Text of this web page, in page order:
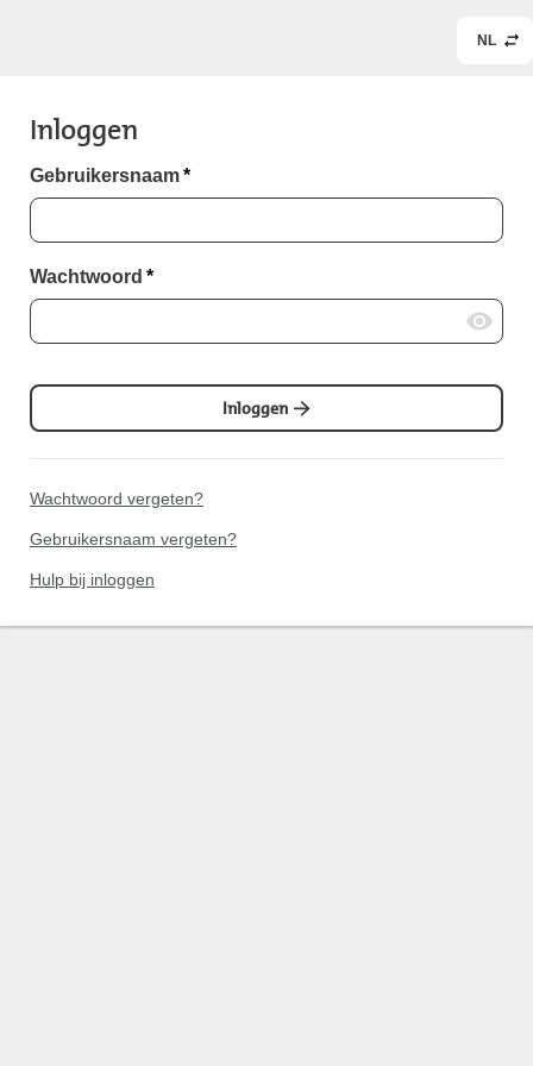
NL
Inloggen
Gebruikersnaam*
Wachtwoord *
Inloggen
Wachtwoord vergeten?
Gebruikersnaam vergeten?
Hulp bij inloggen